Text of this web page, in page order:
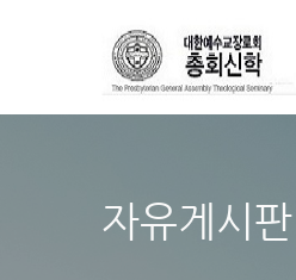
자유게시판